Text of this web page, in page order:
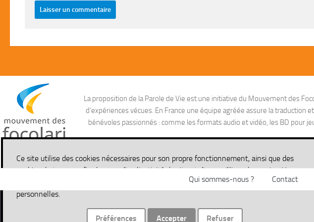
La proposition de la Parole de Vie est une initiative du Mouvement des
d’expériences vécues. En France une équipe agréée assure la
bénévoles passionnés : comme les formats audio et vidéo, les BD pour
Qui sommes-nous ? Contact
Site de la Parole de Vie © 2026. Tous droits réservés.
Ce site utilise des cookies nécessaires pour son propre fonctionnement, ainsi que des
cookies de traçage afin de connaître l'activité du site et d'en améliorer le service. Vous
pouvez en savoir plus en lisant notre politique de confidentialité des données
personnelles.
Préférences Accepter Refuser